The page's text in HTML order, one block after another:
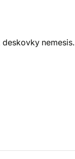
nemesis.